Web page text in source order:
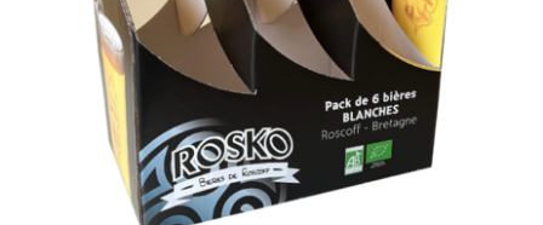
AJOUTER AU PANIER
DÉTAILS